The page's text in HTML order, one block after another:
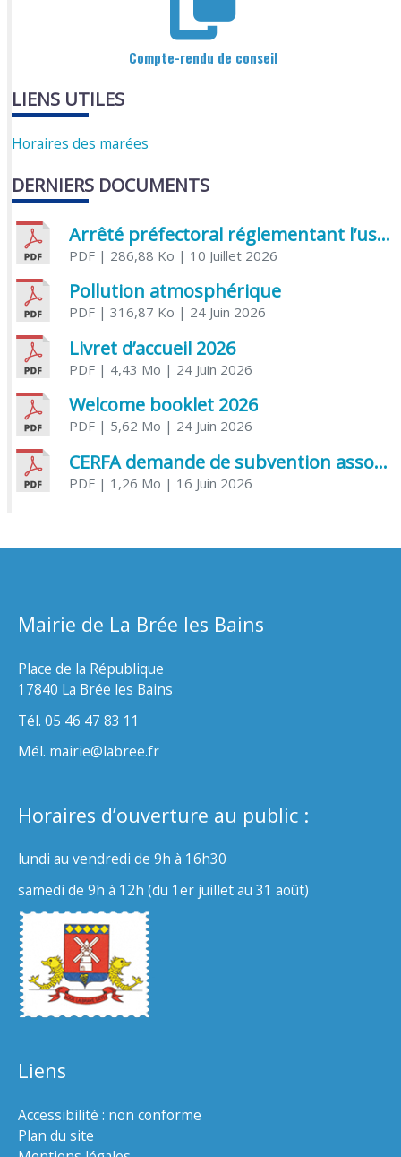
Compte-rendu de conseil
LIENS UTILES
Horaires des marées
DERNIERS DOCUMENTS
Arrêté préfectoral réglementant l’usage de l’eau
PDF| 286,88 Ko | 10 Juillet 2026
Pollution atmosphérique
PDF| 316,87 Ko | 24 Juin 2026
Livret d’accueil 2026
PDF| 4,43 Mo | 24 Juin 2026
Welcome booklet 2026
PDF| 5,62 Mo | 24 Juin 2026
CERFA demande de subvention association
PDF| 1,26 Mo | 16 Juin 2026
Mairie de La Brée les Bains
Place de la République
17840 La Brée les Bains
Tél. 05 46 47 83 11
Mél. mairie@labree.fr
Horaires d’ouverture au public :
lundi au vendredi de 9h à 16h30
samedi de 9h à 12h (du 1er juillet au 31 août)
Liens
Accessibilité : non conforme
Plan du site